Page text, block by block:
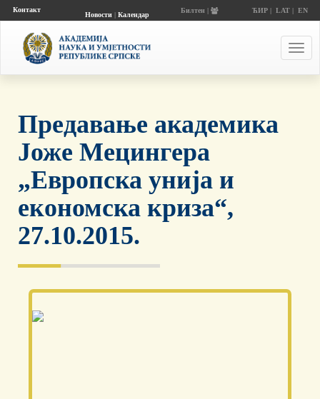
Контакт
Новости| Календар
Билтен | ЋИР| LAT| EN
Предавање академика
Јоже Мецингера
„Европска унија и
економска криза“,
27.10.2015.